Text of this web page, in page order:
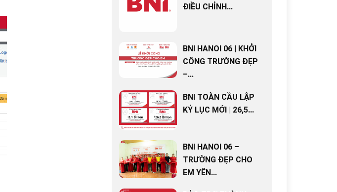
ĐIỀU CHỈNH...
BNI HANOI 06 | KHỞI
CÔNG TRƯỜNG ĐẸP
–...
BNI TOÀN CẦU LẬP
KỶ LỤC MỚI | 26,5...
BNI HANOI 06 –
TRƯỜNG ĐẸP CHO
EM YÊN...